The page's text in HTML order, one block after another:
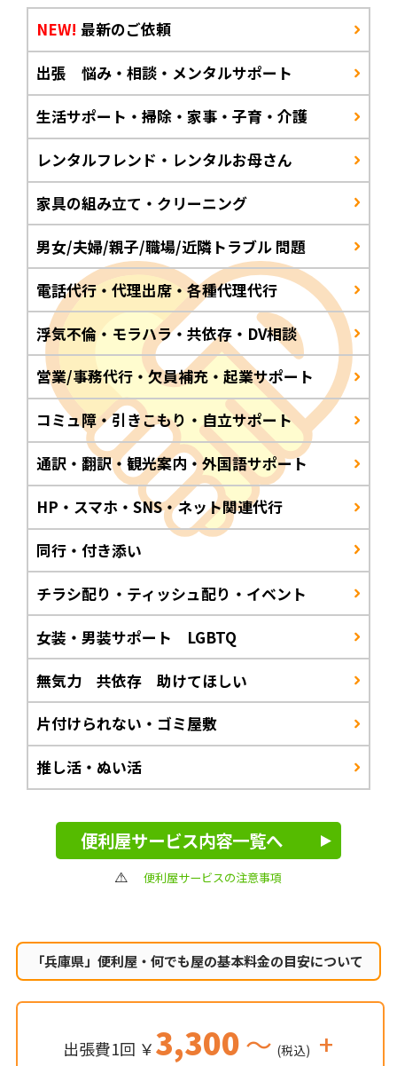
NEW! 最新のご依頼
出張 悩み・相談・メンタルサポート
生活サポート・掃除・家事・子育・介護
レンタルフレンド・レンタルお母さん
家具の組み立て・クリーニング
男女/夫婦/親子/職場/近隣トラブル 問題
電話代行・代理出席・各種代理代行
浮気不倫・モラハラ・共依存・DV相談
営業/事務代行・欠員補充・起業サポート
コミュ障・引きこもり・自立サポート
通訳・翻訳・観光案内・外国語サポート
HP・スマホ・SNS・ネット関連代行
同行・付き添い
チラシ配り・ティッシュ配り・イベント
女装・男装サポート LGBTQ
無気力 共依存 助けてほしい
片付けられない・ゴミ屋敷
推し活・ぬい活
便利屋サービス内容一覧へ
便利屋サービスの注意事項
「兵庫県」便利屋・何でも屋の基本料金の目安について
出張費1回 ￥3,300～ (税込) +